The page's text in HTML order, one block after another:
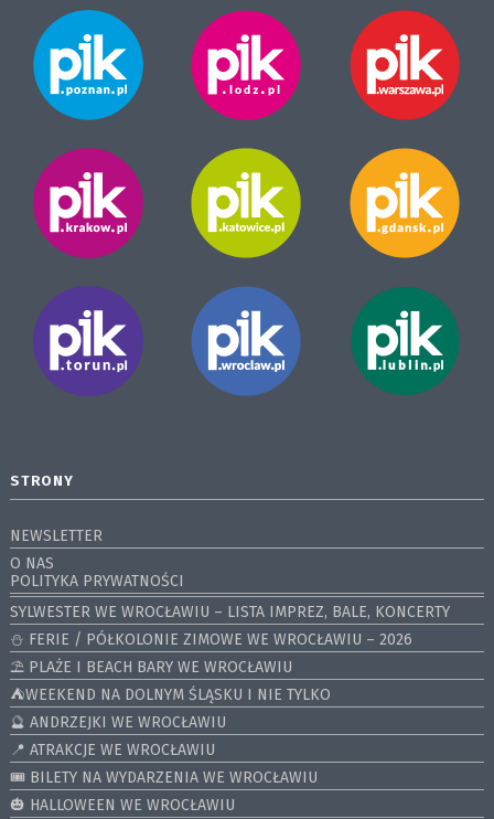
STRONY
NEWSLETTER
O NAS
POLITYKA PRYWATNOŚCI
SYLWESTER WE WROCŁAWIU – LISTA IMPREZ, BALE, KONCERTY
⛄️ FERIE / PÓŁKOLONIE ZIMOWE WE WROCŁAWIU – 2026
⛱️ PLAŻE I BEACH BARY WE WROCŁAWIU
⛺️WEEKEND NA DOLNYM ŚLĄSKU I NIE TYLKO
🔮 ANDRZEJKI WE WROCŁAWIU
📍 ATRAKCJE WE WROCŁAWIU
🎟️ BILETY NA WYDARZENIA WE WROCŁAWIU
🎃 HALLOWEEN WE WROCŁAWIU